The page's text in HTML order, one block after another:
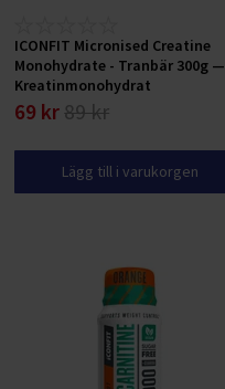
ICONFIT Micronised Creatine
Monohydrate - Tranbär 300g —
Kreatinmonohydrat
69 kr 89 kr
Lägg till i varukorgen